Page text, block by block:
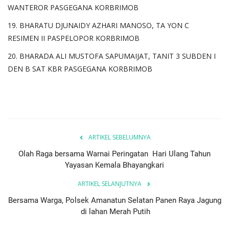
WANTEROR PASGEGANA KORBRIMOB
19. BHARATU DJUNAIDY AZHARI MANOSO, TA YON C
RESIMEN II PASPELOPOR KORBRIMOB
20. BHARADA ALI MUSTOFA SAPUMAIJAT, TANIT 3 SUBDEN I
DEN B SAT KBR PASGEGANA KORBRIMOB
ARTIKEL SEBELUMNYA
Olah Raga bersama Warnai Peringatan Hari Ulang Tahun
Yayasan Kemala Bhayangkari
ARTIKEL SELANJUTNYA
Bersama Warga, Polsek Amanatun Selatan Panen Raya Jagung
di lahan Merah Putih